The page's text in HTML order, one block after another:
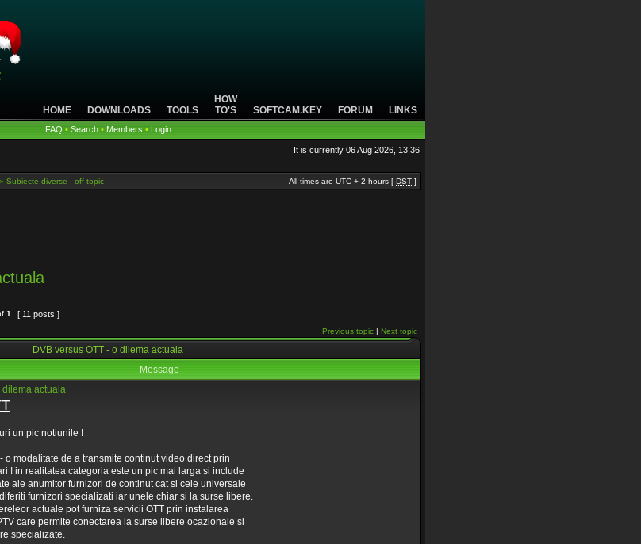
HOME DOWNLOADS TOOLS
HOW
TO'S
SOFTCAM.KEY FORUM LINKS
FAQ • Search• Members • Login
It is currently 06 Aug 2026, 13:36
» Subiecte diverse - off topic All times are UTC + 2 hours [ DST ]
1 [ 11 posts ]
Previous topic | Next topic
DVB versus OTT - o dilema actuala
Message
dilema actuala
un pic notiunile !
o modalitate de a transmite continut video direct prin
! in realitatea categoria este un pic mai larga si include
ale anumitor furnizori de continut cat si cele universale
furnizori specializati iar unele chiar si la surse libere.
actuale pot furniza servicii OTT prin instalarea
care permite conectarea la surse libere ocazionale si
specializate.